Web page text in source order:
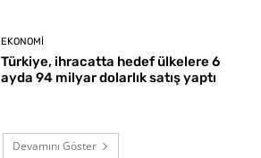
EKONOMI
Türkiye, ihracatta hedef ülkelere 6
ayda 94 milyar dolarlık satış yaptı
Devamını Göster